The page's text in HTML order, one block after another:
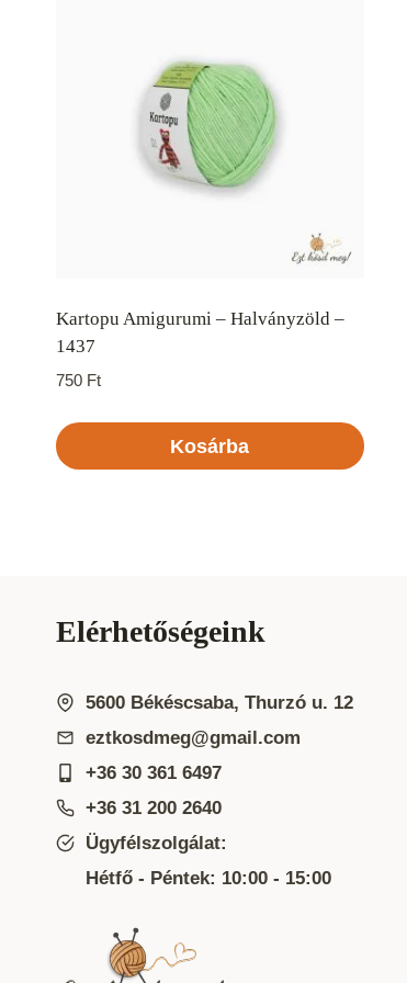
Kartopu Amigurumi – Halványzöld –
1437
750 Ft
Kosárba
Elérhetőségeink
5600 Békéscsaba, Thurzó u. 12
eztkosdmeg@gmail.com
+36 30 361 6497
+36 31 200 2640
Ügyfélszolgálat:
Hétfő - Péntek: 10:00 - 15:00